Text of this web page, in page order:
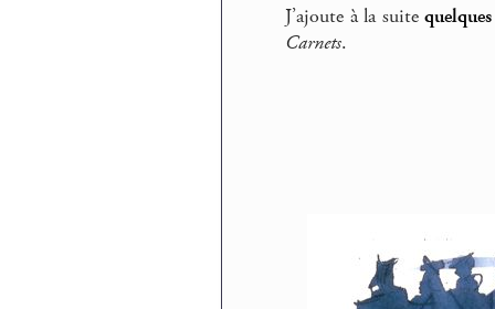
J’ajoute à la suite
Carnets.